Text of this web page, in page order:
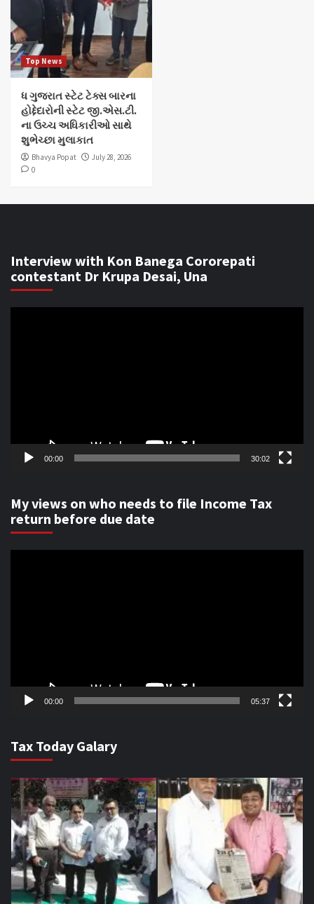
Top News
ધ ગુજરાત સ્ટેટ ટેક્સ બારના
હોદ્દેદારોની સ્ટેટ જી.એસ.ટી.
ના ઉચ્ચ અધિકારીઓ સાથે
શુભેચ્છા મુલાકાત
Bhavya Popat
July 28, 2026
0
Interview with Kon Banega Cororepati
contestant Dr Krupa Desai, Una
00:00 30:02
My views on who needs to file Income Tax
return before due date
00:00 05:37
Tax Today Galary